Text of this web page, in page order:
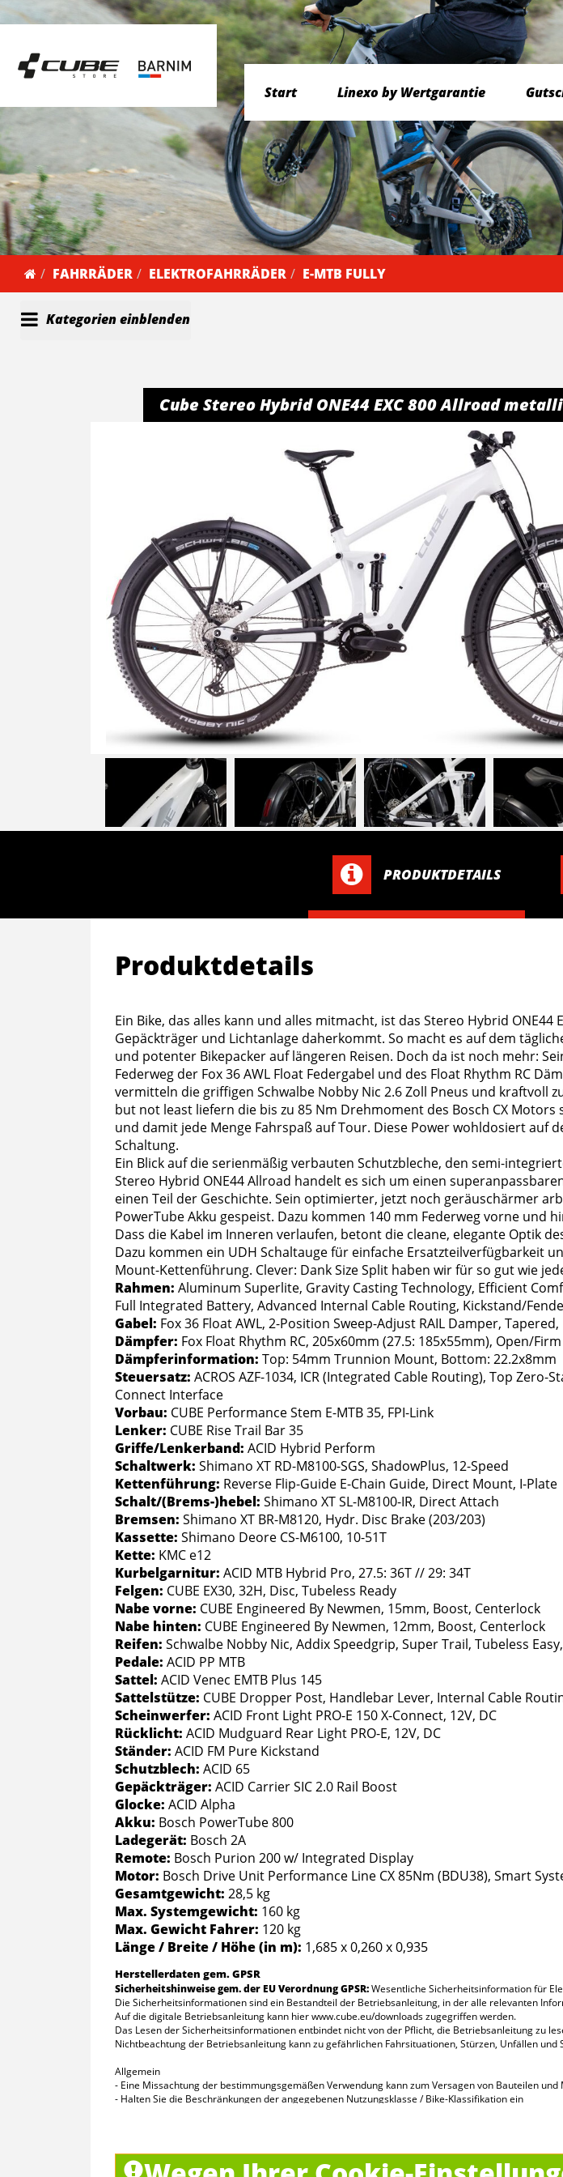
Start Linexo by Wertgarantie
FAHRRÄDER ELEKTROFAHRRÄDER E-MTB FULLY
Kategorien einblenden
Cube Stereo Hybrid ONE44 EXC 800 Allroad
PRODUKTDETAILS
Produktdetails
Ein Bike, das alles kann und alles mitmacht, ist das Stereo Hybrid
Gepäckträger und Lichtanlage daherkommt. So macht es auf dem
und potenter Bikepacker auf längeren Reisen. Doch da ist noch mehr:
Federweg der Fox 36 AWL Float Federgabel und des Float Rhythm RC
vermitteln die griffigen Schwalbe Nobby Nic 2.6 Zoll Pneus und kraftvoll
but not least liefern die bis zu 85 Nm Drehmoment des Bosch CX
und damit jede Menge Fahrspaß auf Tour. Diese Power wohldosiert auf
Schaltung.
Ein Blick auf die serienmäßig verbauten Schutzbleche, den semi-
Stereo Hybrid ONE44 Allroad handelt es sich um einen
einen Teil der Geschichte. Sein optimierter, jetzt noch geräuschärmer
PowerTube Akku gespeist. Dazu kommen 140 mm Federweg vorne
Dass die Kabel im Inneren verlaufen, betont die cleane, elegante Optik
Dazu kommen ein UDH Schaltauge für einfache Ersatzteilverfügbarkeit
Mount-Kettenführung. Clever: Dank Size Split haben wir für so gut wie
Rahmen: Aluminum Superlite, Gravity Casting Technology, Efficient
Full Integrated Battery, Advanced Internal Cable Routing, Kickstand/
Gabel: Fox 36 Float AWL, 2-Position Sweep-Adjust RAIL Damper,
Dämpfer: Fox Float Rhythm RC, 205x60mm (27.5: 185x55mm), Open/
Dämpferinformation: Top: 54mm Trunnion Mount, Bottom: 22.2x8mm
Steuersatz: ACROS AZF-1034, ICR (Integrated Cable Routing), Top
Connect Interface
Vorbau: CUBE Performance Stem E-MTB 35, FPI-Link
Lenker: CUBE Rise Trail Bar 35
Griffe/Lenkerband: ACID Hybrid Perform
Schaltwerk: Shimano XT RD-M8100-SGS, ShadowPlus, 12-Speed
Kettenführung: Reverse Flip-Guide E-Chain Guide, Direct Mount, I-Plate
Schalt/(Brems-)hebel: Shimano XT SL-M8100-IR, Direct Attach
Bremsen: Shimano XT BR-M8120, Hydr. Disc Brake (203/203)
Kassette: Shimano Deore CS-M6100, 10-51T
Kette: KMC e12
Kurbelgarnitur: ACID MTB Hybrid Pro, 27.5: 36T // 29: 34T
Felgen: CUBE EX30, 32H, Disc, Tubeless Ready
Nabe vorne: CUBE Engineered By Newmen, 15mm, Boost, Centerlock
Nabe hinten: CUBE Engineered By Newmen, 12mm, Boost, Centerlock
Reifen: Schwalbe Nobby Nic, Addix Speedgrip, Super Trail, Tubeless
Pedale: ACID PP MTB
Sattel: ACID Venec EMTB Plus 145
Sattelstütze: CUBE Dropper Post, Handlebar Lever, Internal Cable
Scheinwerfer: ACID Front Light PRO-E 150 X-Connect, 12V, DC
Rücklicht: ACID Mudguard Rear Light PRO-E, 12V, DC
Ständer: ACID FM Pure Kickstand
Schutzblech: ACID 65
Gepäckträger: ACID Carrier SIC 2.0 Rail Boost
Glocke: ACID Alpha
Akku: Bosch PowerTube 800
Ladegerät: Bosch 2A
Remote: Bosch Purion 200 w/ Integrated Display
Motor: Bosch Drive Unit Performance Line CX 85Nm (BDU38), Smart
Gesamtgewicht: 28,5 kg
Max. Systemgewicht: 160 kg
Max. Gewicht Fahrer: 120 kg
Länge / Breite / Höhe (in m): 1,685 x 0,260 x 0,935
Herstellerdaten gem. GPSR
Sicherheitshinweise gem. der EU Verordnung GPSR:Wesentliche Sicherheitsinformation für
Die Sicherheitsinformationen sind ein Bestandteil der Betriebsanleitung, in der alle relevanten
Auf die digitale Betriebsanleitung kann hier www.cube.eu/downloads zugegriffen werden.
Das Lesen der Sicherheitsinformationen entbindet nicht von der Pflicht, die Betriebsanleitung zu
Nichtbeachtung der Betriebsanleitung kann zu gefährlichen Fahrsituationen, Stürzen, Unfällen und
Allgemein
- Eine Missachtung der bestimmungsgemäßen Verwendung kann zum Versagen von Bauteilen
- Halten Sie die Beschränkungen der angegebenen Nutzungsklasse / Bike-Klassifikation ein
- Überprüfen Sie das Elektrofahrrad vor jeder Fahrt auf mögliche Schäden, insbesondere an
- Verwenden Sie das Elektrofahrrad nicht bei festgestellten Schäden